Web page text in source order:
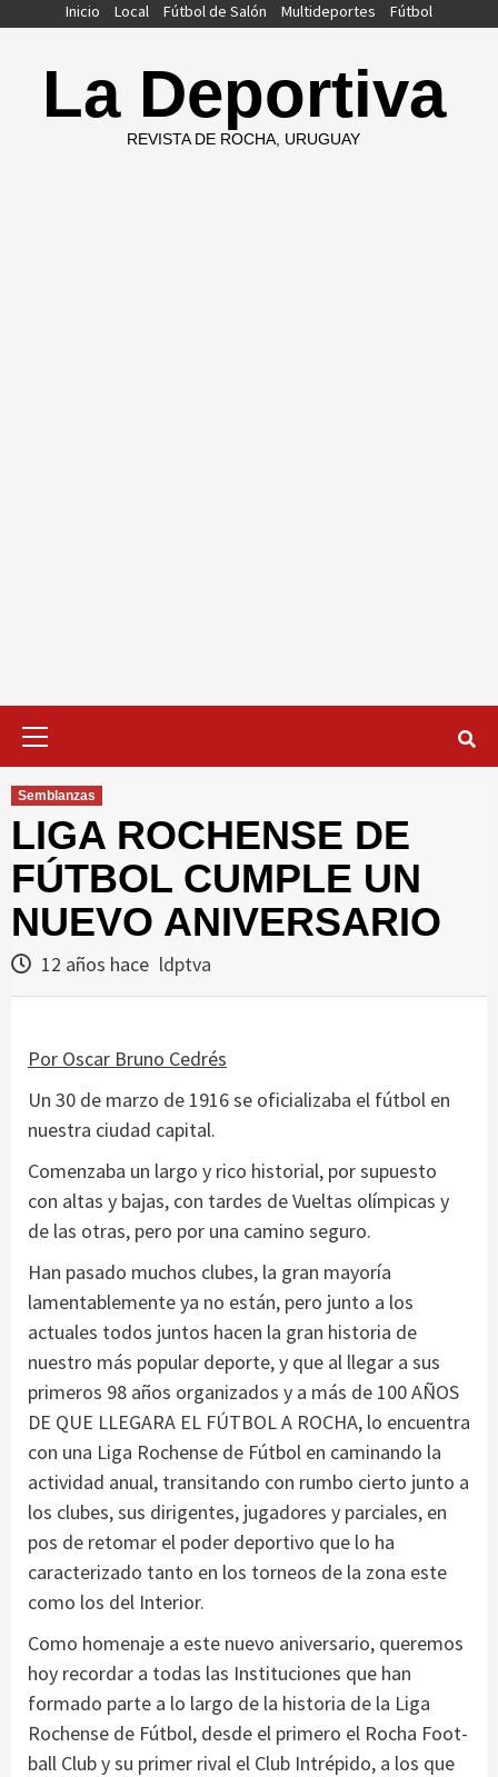
contenido
Inicio Local Fútbol de Salón Multideportes Fútbol
La Deportiva
REVISTA DE ROCHA, URUGUAY
Semblanzas
LIGA ROCHENSE DE
FÚTBOL CUMPLE UN
NUEVO ANIVERSARIO
12 años hace ldptva
Por Oscar Bruno Cedrés
Un 30 de marzo de 1916 se oficializaba el fútbol en
nuestra ciudad capital.
Comenzaba un largo y rico historial, por supuesto
con altas y bajas, con tardes de Vueltas olímpicas y
de las otras, pero por una camino seguro.
Han pasado muchos clubes, la gran mayoría
lamentablemente ya no están, pero junto a los
actuales todos juntos hacen la gran historia de
nuestro más popular deporte, y que al llegar a sus
primeros 98 años organizados y a más de 100 AÑOS
DE QUE LLEGARA EL FÚTBOL A ROCHA, lo encuentra
con una Liga Rochense de Fútbol en caminando la
actividad anual, transitando con rumbo cierto junto a
los clubes, sus dirigentes, jugadores y parciales, en
pos de retomar el poder deportivo que lo ha
caracterizado tanto en los torneos de la zona este
como los del Interior.
Como homenaje a este nuevo aniversario, queremos
hoy recordar a todas las Instituciones que han
formado parte a lo largo de la historia de la Liga
Rochense de Fútbol, desde el primero el Rocha Foot-
ball Club y su primer rival el Club Intrépido, a los que